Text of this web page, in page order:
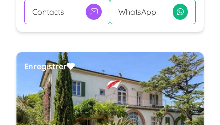
Contacts WhatsApp
Enregistrer